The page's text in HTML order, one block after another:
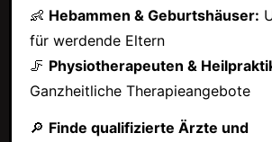
👶 Hebammen & Geburtshäuser:
für werdende Eltern
🦵 Physiotherapeuten &
Ganzheitliche Therapieangebote
🔎 Finde qualifizierte Ärzte und